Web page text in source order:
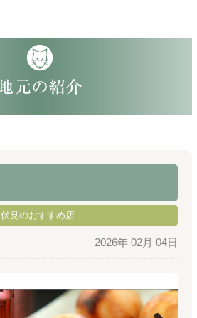
伏見のおすすめ店
2026年 02月 04日